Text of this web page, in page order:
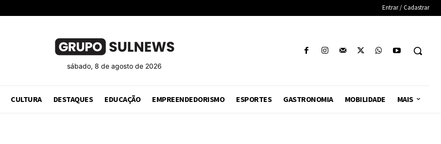
Entrar / Cadastrar
sábado, 8 de agosto de 2026
CULTURA DESTAQUES EDUCAÇÃO EMPREENDEDORISMO ESPORTES GASTRONOMIA MOBILIDADE MAIS